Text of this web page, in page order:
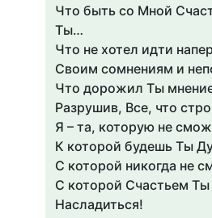
Что быть со Мной
Ты…
Что не хотел идти
Своим сомнениям и
Что дорожил Ты
Разрушив, Все, что
Я – та, которую не
К которой будешь Ты
С которой никогда не
С которой Счастьем
Насладиться!